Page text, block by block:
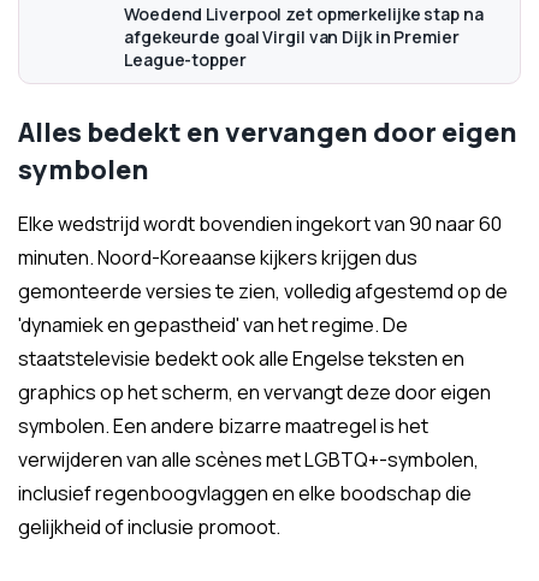
Woedend Liverpool zet opmerkelijke stap na
afgekeurde goal Virgil van Dijk in Premier
League-topper
Alles bedekt en vervangen door eigen
symbolen
Elke wedstrijd wordt bovendien ingekort van 90 naar 60
minuten. Noord-Koreaanse kijkers krijgen dus
gemonteerde versies te zien, volledig afgestemd op de
'dynamiek en gepastheid' van het regime. De
staatstelevisie bedekt ook alle Engelse teksten en
graphics op het scherm, en vervangt deze door eigen
symbolen. Een andere bizarre maatregel is het
verwijderen van alle scènes met LGBTQ+-symbolen,
inclusief regenboogvlaggen en elke boodschap die
gelijkheid of inclusie promoot.